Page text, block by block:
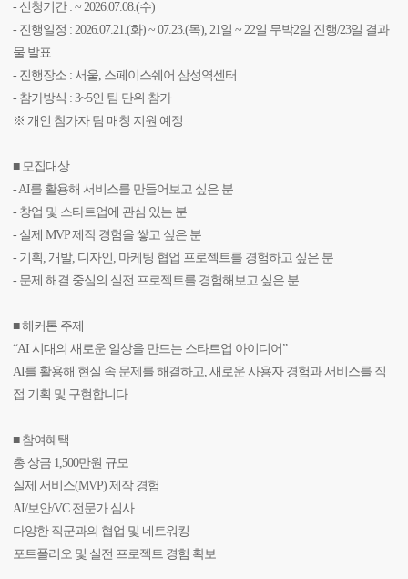
- 신청기간 : ~ 2026.07.08.(수)
- 진행일정 : 2026.07.21.(화) ~ 07.23.(목), 21일 ~ 22일 무박2일 진행/23일 결과
물 발표
- 진행장소 : 서울, 스페이스쉐어 삼성역센터
- 참가방식 : 3~5인 팀 단위 참가
※ 개인 참가자 팀 매칭 지원 예정
■ 모집대상
- AI를 활용해 서비스를 만들어보고 싶은 분
- 창업 및 스타트업에 관심 있는 분
- 실제 MVP 제작 경험을 쌓고 싶은 분
- 기획, 개발, 디자인, 마케팅 협업 프로젝트를 경험하고 싶은 분
- 문제 해결 중심의 실전 프로젝트를 경험해보고 싶은 분
■ 해커톤 주제
“AI 시대의 새로운 일상을 만드는 스타트업 아이디어”
AI를 활용해 현실 속 문제를 해결하고, 새로운 사용자 경험과 서비스를 직
접 기획 및 구현합니다.
■ 참여혜택
총 상금 1,500만원 규모
실제 서비스(MVP) 제작 경험
AI/보안/VC 전문가 심사
다양한 직군과의 협업 및 네트워킹
포트폴리오 및 실전 프로젝트 경험 확보